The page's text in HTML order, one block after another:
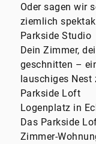
Oder sagen wir
ziemlich
Parkside Studio
Dein Zimmer,
geschnitten –
lauschiges Nest
Parkside Loft
Logenplatz in
Das Parkside
Zimmer-